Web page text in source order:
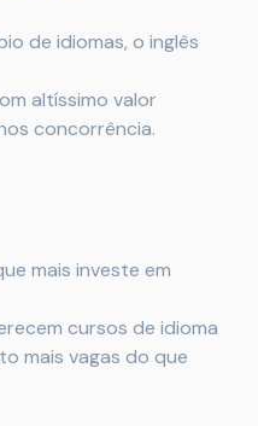
de idiomas, o inglês
altíssimo valor
concorrência.
mais investe em
cursos de idioma
mais vagas do que